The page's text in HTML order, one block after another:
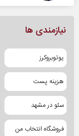
نیازمندی ها
یوتوبروکرز
هزینه پست
سئو در مشهد
فروشگاه انتخاب من